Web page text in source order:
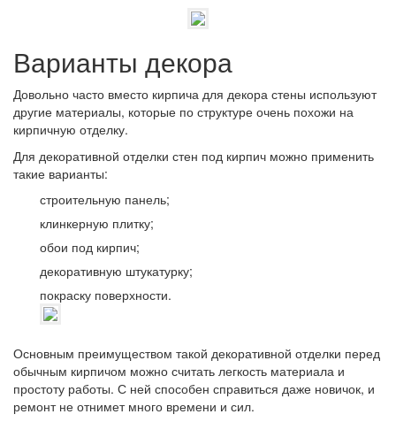
Варианты декора
Довольно часто вместо кирпича для декора стены используют
другие материалы, которые по структуре очень похожи на
кирпичную отделку.
Для декоративной отделки стен под кирпич можно применить
такие варианты:
строительную панель;
клинкерную плитку;
обои под кирпич;
декоративную штукатурку;
покраску поверхности.
Основным преимуществом такой декоративной отделки перед
обычным кирпичом можно считать легкость материала и
простоту работы. С ней способен справиться даже новичок, и
ремонт не отнимет много времени и сил.